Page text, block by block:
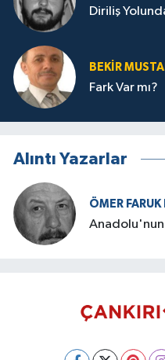
Diriliş
BEKIR
Fark Var mı?
Alıntı Yazarlar
ÖMER FARUK
Anadolu'nun